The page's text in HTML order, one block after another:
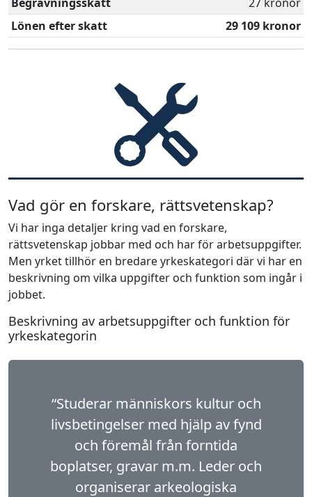
Lönen efter skatt
29 109 kronor
Vad gör en forskare, rättsvetenskap?
Vi har inga detaljer kring vad en forskare,
rättsvetenskap jobbar med och har för arbetsuppgifter.
Men yrket tillhör en bredare yrkeskategori där vi har en
beskrivning om vilka uppgifter och funktion som ingår i
jobbet.
Beskrivning av arbetsuppgifter och funktion för
yrkeskategorin
“Studerar människors kultur och
livsbetingelser med hjälp av fynd
och föremål från forntida
boplatser, gravar m.m. Leder och
organiserar arkeologiska